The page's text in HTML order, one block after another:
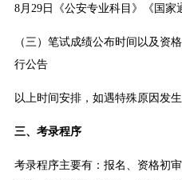
8月29日《公安专业科目》《国家
（三）笔试成绩公布时间以及资
行公告
以上时间安排，如遇特殊原因发
三、考录程序
考录程序主要有：报名、资格初